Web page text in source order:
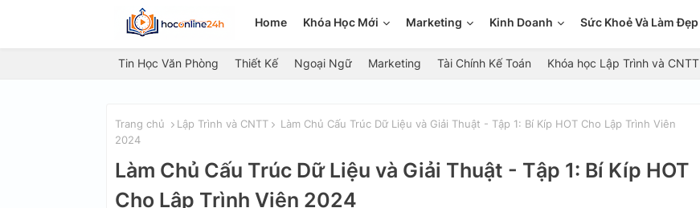
Home Khóa Học Mới Marketing Kinh Doanh Sức Khoẻ Và Làm Đẹp
Tin Học Văn Phòng Thiết Kế Ngoại Ngữ Marketing Tài Chính Kế Toán Khóa học Lập Trình và CNTT
Trang chủ Lập Trình và CNTT
Làm Chủ Cấu Trúc Dữ Liệu và Giải Thuật - Tập 1: Bí Kíp HOT Cho Lập Trình Viên
2024
Làm Chủ Cấu Trúc Dữ Liệu và Giải Thuật - Tập 1: Bí Kíp HOT
Cho Lập Trình Viên 2024